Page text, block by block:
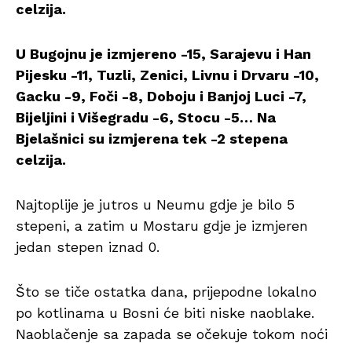
celzija.
U Bugojnu je izmjereno -15, Sarajevu i Han
Pijesku -11, Tuzli, Zenici, Livnu i Drvaru -10,
Gacku -9, Foči -8, Doboju i Banjoj Luci -7,
Bijeljini i Višegradu -6, Stocu -5… Na
Bjelašnici su izmjerena tek -2 stepena
celzija.
Najtoplije je jutros u Neumu gdje je bilo 5
stepeni, a zatim u Mostaru gdje je izmjeren
jedan stepen iznad 0.
Što se tiče ostatka dana, prijepodne lokalno
po kotlinama u Bosni će biti niske naoblake.
Naoblačenje sa zapada se očekuje tokom noći